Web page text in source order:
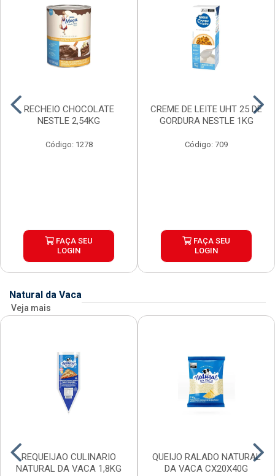
RECHEIO CHOCOLATE
NESTLE 2,54KG
Código: 1278
FAÇA SEU
LOGIN
CREME DE LEITE UHT 25 DE
GORDURA NESTLE 1KG
Código: 709
FAÇA SEU
LOGIN
Natural da Vaca
Veja mais
REQUEIJAO CULINARIO
NATURAL DA VACA 1,8KG
QUEIJO RALADO NATURAL
DA VACA CX20X40G